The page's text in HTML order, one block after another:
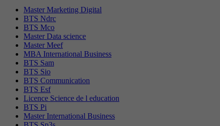
Master Marketing Digital
BTS Ndrc
BTS Mco
Master Data science
Master Meef
MBA International Business
BTS Sam
BTS Sio
BTS Communication
BTS Esf
Licence Science de l education
BTS Pi
Master International Business